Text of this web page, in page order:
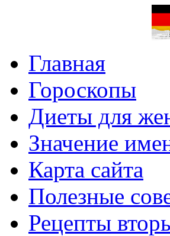
Главная
Гороскопы
Диеты для
Значение
Карта сайта
Полезные
Рецепты